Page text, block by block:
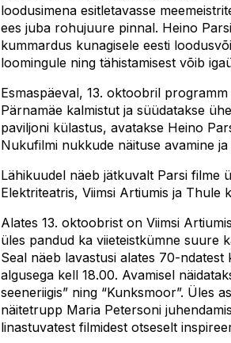
loodusimena esitletavasse
ees juba rohujuure pinnal. Heino
kummardus kunagisele eesti
loomingule ning tähistamisest võib
Esmaspäeval, 13. oktoobril
Pärnamäe kalmistut ja süüdatakse
paviljoni külastus, avatakse Heino
Nukufilmi nukkude näituse avamine
Lähikuudel näeb jätkuvalt Parsi filme
Elektriteatris, Viimsi Artiumis ja Thule
Alates 13. oktoobrist on Viimsi
üles pandud ka viieteistkümne suure
Seal näeb lavastusi alates 70-
algusega kell 18.00. Avamisel
seeneriigis” ning “Kunksmoor”. Üles
näitetrupp Maria Petersoni
linastuvatest filmidest otseselt